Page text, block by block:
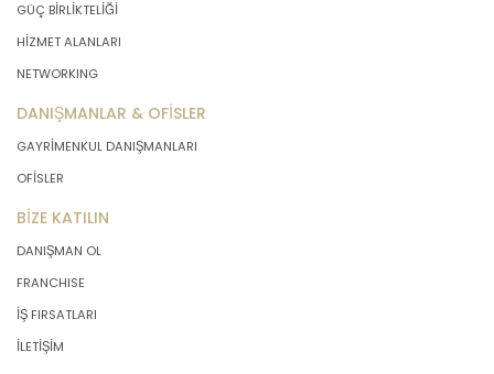
GÜÇ BİRLİKTELİĞİ
HİZMET ALANLARI
NETWORKING
DANIŞMANLAR & OFİSLER
GAYRİMENKUL DANIŞMANLARI
OFİSLER
BİZE KATILIN
DANIŞMAN OL
FRANCHISE
İŞ FIRSATLARI
İLETİŞİM